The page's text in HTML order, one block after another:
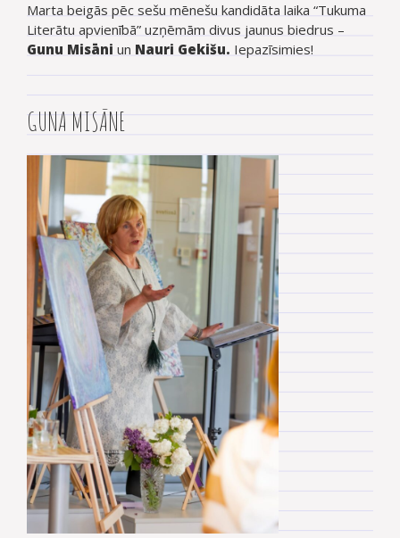
Marta beigās pēc sešu mēnešu kandidāta laika “Tukuma
Literātu apvienībā” uzņēmām divus jaunus biedrus –
Gunu Misāni un Nauri Gekišu. Iepazīsimies!
GUNA MISĀNE